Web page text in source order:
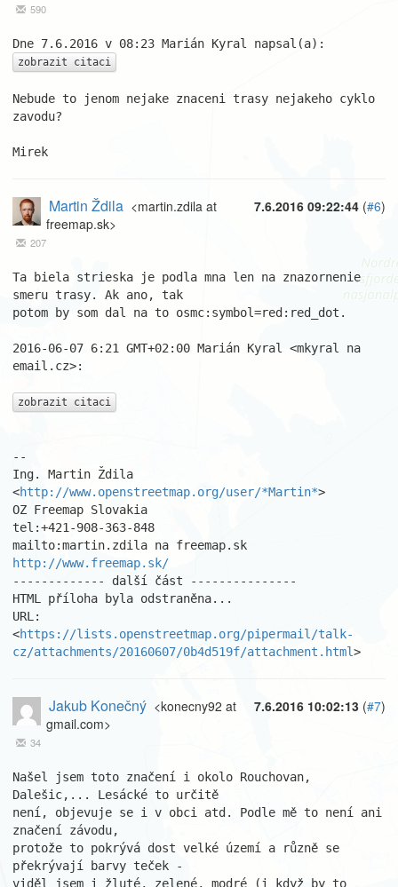
590
zobrazit citaci
Nebude to jenom nejake znaceni trasy nejakeho cyklo
zavodu?
Mirek
7.6.2016 09:22:44 (#6)
Martin Ždila <martin.zdila at
freemap.sk>
207
Ta biela strieska je podla mna len na znazornenie
smeru trasy. Ak ano, tak
potom by som dal na to osmc:symbol=red:red_dot.
2016-06-07 6:21 GMT+02:00 Marián Kyral <mkyral na
email.cz>:
zobrazit citaci
--
Ing. Martin Ždila
<http://www.openstreetmap.org/user/*Martin*>
OZ Freemap Slovakia
tel:+421-908-363-848
http://www.freemap.sk/
------------- další část ---------------
HTML příloha byla odstraněna...
URL:
<https://lists.openstreetmap.org/pipermail/talk-
cz/attachments/20160607/0b4d519f/attachment.html>
7.6.2016 10:02:13 (#7)
Jakub Konečný <konecny92 at
gmail.com>
34
Našel jsem toto značení i okolo Rouchovan,
Dalešic,... Lesácké to určitě
není, objevuje se i v obci atd. Podle mě to není ani
značení závodu,
protože to pokrývá dost velké území a různě se
překrývají barvy teček -
viděl jsem i žluté, zelené, modré (i když by to